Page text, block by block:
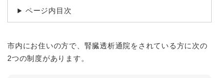
ページ内目次
市内にお住いの方で、腎臓透析通院をされている方に次の
2つの制度があります。